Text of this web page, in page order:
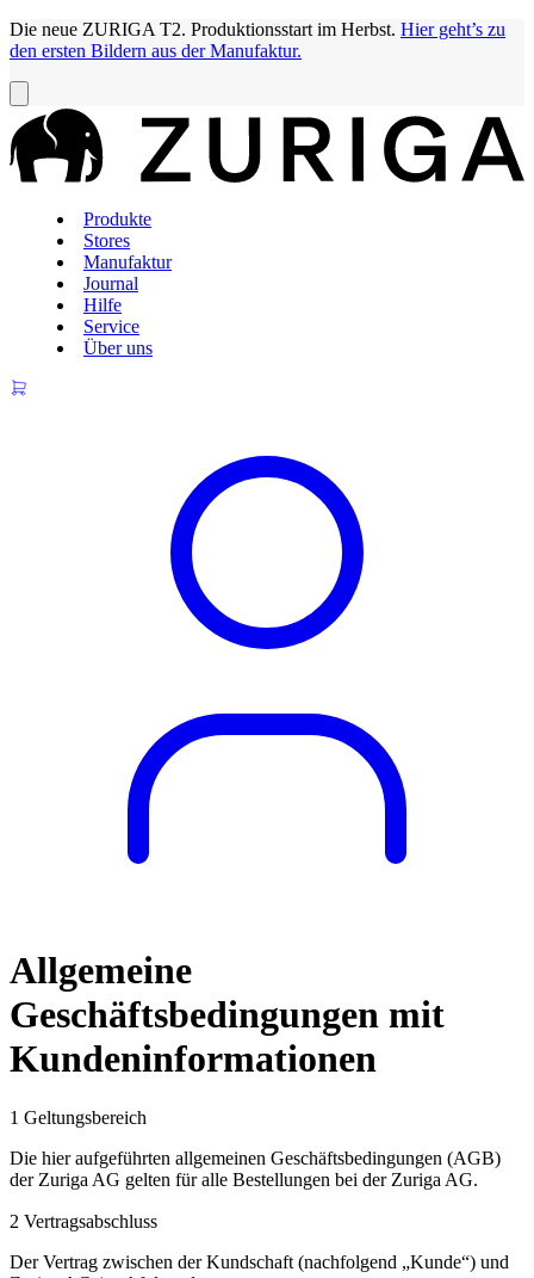
Die neue ZURIGA T2. Produktionsstart im Herbst. Hier geht’s zu
den ersten Bildern aus der Manufaktur.
Produkte
Stores
Manufaktur
Journal
Hilfe
Service
Über uns
Allgemeine
Geschäftsbedingungen mit
Kundeninformationen
1 Geltungsbereich
Die hier aufgeführten allgemeinen Geschäftsbedingungen (AGB)
der Zuriga AG gelten für alle Bestellungen bei der Zuriga AG.
2 Vertragsabschluss
Der Vertrag zwischen der Kundschaft (nachfolgend „Kunde“) und